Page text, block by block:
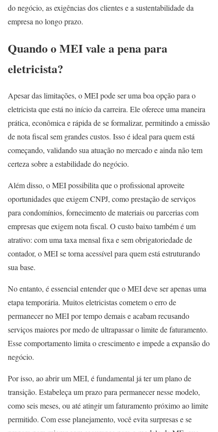
do negócio, as exigências dos clientes e a sustentabilidade da
empresa no longo prazo.
Quando o MEI vale a pena para
eletricista?
Apesar das limitações, o MEI pode ser uma boa opção para o
eletricista que está no início da carreira. Ele oferece uma maneira
prática, econômica e rápida de se formalizar, permitindo a emissão
de nota fiscal sem grandes custos. Isso é ideal para quem está
começando, validando sua atuação no mercado e ainda não tem
certeza sobre a estabilidade do negócio.
Além disso, o MEI possibilita que o profissional aproveite
oportunidades que exigem CNPJ, como prestação de serviços
para condomínios, fornecimento de materiais ou parcerias com
empresas que exigem nota fiscal. O custo baixo também é um
atrativo: com uma taxa mensal fixa e sem obrigatoriedade de
contador, o MEI se torna acessível para quem está estruturando
sua base.
No entanto, é essencial entender que o MEI deve ser apenas uma
etapa temporária. Muitos eletricistas cometem o erro de
permanecer no MEI por tempo demais e acabam recusando
serviços maiores por medo de ultrapassar o limite de faturamento.
Esse comportamento limita o crescimento e impede a expansão do
negócio.
Por isso, ao abrir um MEI, é fundamental já ter um plano de
transição. Estabeleça um prazo para permanecer nesse modelo,
como seis meses, ou até atingir um faturamento próximo ao limite
permitido. Com esse planejamento, você evita surpresas e se